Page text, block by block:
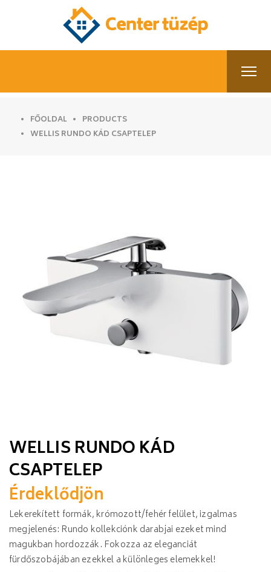
FŐOLDAL
PRODUCTS
WELLIS RUNDO KÁD CSAPTELEP
WELLIS RUNDO KÁD
CSAPTELEP
Érdeklődjön
Lekerekített formák, krómozott/fehér felület, izgalmas
megjelenés: Rundo kollekciónk darabjai ezeket mind
magukban hordozzák. Fokozza az eleganciát
fürdőszobájában ezekkel a különleges elemekkel!